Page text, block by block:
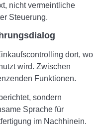
nicht vermeintliche
Steuerung.
dort, wo
wird. Zwischen
Funktionen.
sondern
Sprache für
im Nachhinein.